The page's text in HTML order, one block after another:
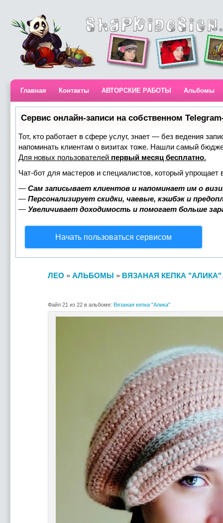
Главная Контакты АВТОРСКИЕ РАБОТЫ Альбомы
Сервис онлайн-записи на собственном
Тот, кто работает в сфере услуг, знает — без ведения
напоминать клиентам о визитах тоже. Нашли самый
Для новых пользователей первый месяц бесплатно.
Чат-бот для мастеров и специалистов, который упрощает
— Сам записывает клиентов и напоминает им о
— Персонализирует скидки, чаевые, кэшбэк и
— Увеличивает доходимость и помогает больше
Начать пользоваться сервисом
ЛЕО » АЛЬБОМЫ » ВЯЗАНАЯ КЕПКА "АЛИКА"
Файл 21 из 22 в альбоме: Вязаная кепка "Алика"